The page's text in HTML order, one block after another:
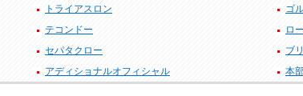
トライアスロン
ゴ
テコンドー
ロ
セパタクロー
ブ
アディショナルオフィシャル 本